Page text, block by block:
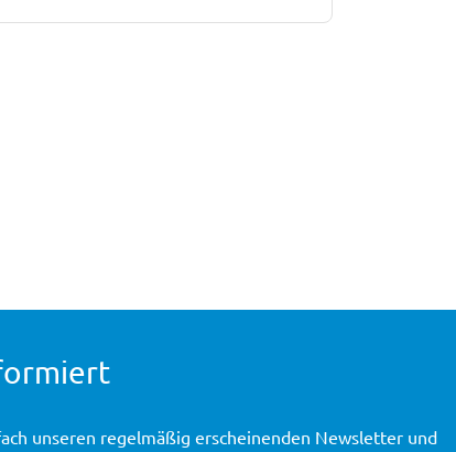
unseren regelmäßig erscheinenden Newsletter und